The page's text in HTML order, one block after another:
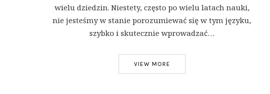
wielu dziedzin. Niestety, często po wielu latach nauki,
nie jesteśmy w stanie porozumiewać się w tym języku,
szybko i skutecznie wprowadzać…
VIEW MORE